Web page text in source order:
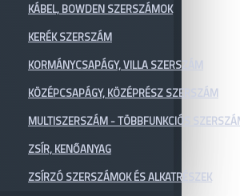
KÁBEL, BOWDEN SZERSZÁMOK
KERÉK SZERSZÁM
KORMÁNYCSAPÁGY, VILLA SZERSZÁM
KÖZÉPCSAPÁGY, KÖZÉPRÉSZ SZERSZÁM
MULTISZERSZÁM - TÖBBFUNKCIÓS
ZSÍR, KENŐANYAG
ZSÍRZÓ SZERSZÁMOK ÉS ALKATRÉSZEK